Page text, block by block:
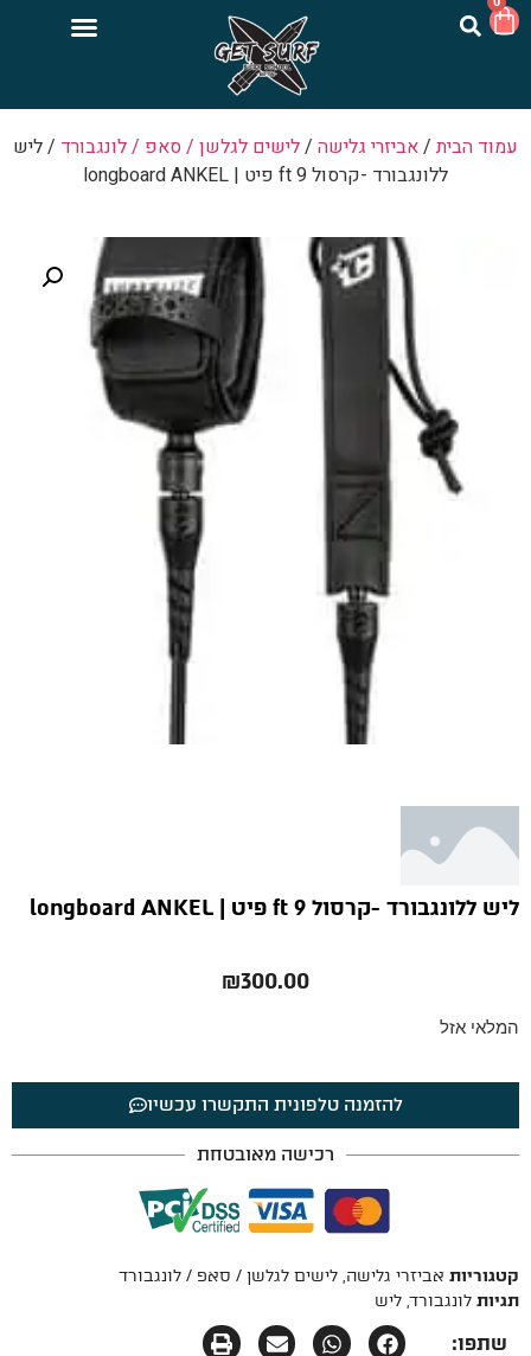
עמוד הבית/אביזרי גלישה /לישים לגלשן / סאפ / לונגבורד / ליש
ללונגבורד -קרסול 9 ft פיט | longboard ANKEL
ליש ללונגבורד -קרסול 9 ft פיט | longboard ANKEL
₪300.00
המלאי אזל
להזמנה טלפונית התקשרו עכשיו
רכישה מאובטחת
קטגוריות אביזרי גלישה, לישים לגלשן / סאפ / לונגבורד
תגיות לונגבורד, ליש
שתפו: